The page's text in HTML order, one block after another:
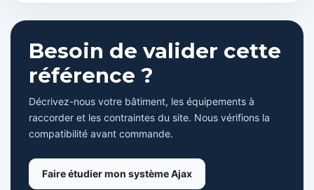
Besoin de valider cette
référence ?
Décrivez-nous votre bâtiment, les équipements à
raccorder et les contraintes du site. Nous vérifions la
compatibilité avant commande.
Faire étudier mon système Ajax